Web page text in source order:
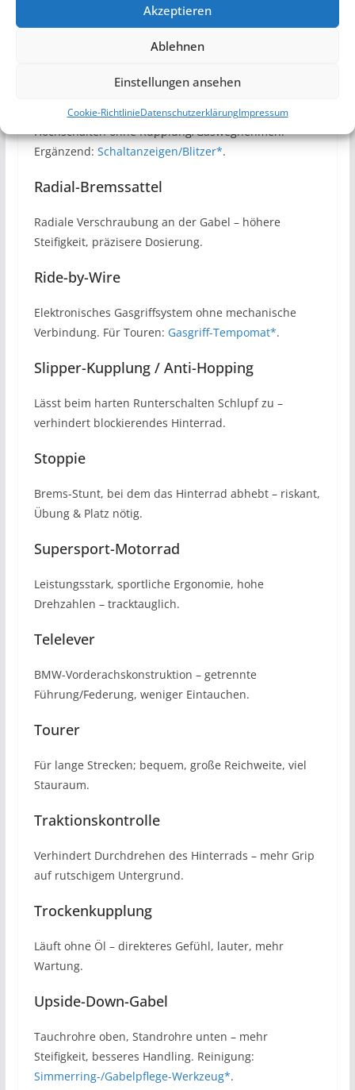
Akzeptieren
Ablehnen
Einstellungen ansehen
Cookie-RichtlinieDatenschutzerklärungImpressum
BMW-Hinterradführung, die Antriebseinflüsse
Hochschalten ohne Kupplung/Gaswegnehmen.
Ergänzend: Schaltanzeigen/Blitzer*.
Radial-Bremssattel
Radiale Verschraubung an der Gabel – höhere
Steifigkeit, präzisere Dosierung.
Ride-by-Wire
Elektronisches Gasgriffsystem ohne mechanische
Verbindung. Für Touren: Gasgriff-Tempomat*.
Slipper-Kupplung / Anti-Hopping
Lässt beim harten Runterschalten Schlupf zu –
verhindert blockierendes Hinterrad.
Stoppie
Brems-Stunt, bei dem das Hinterrad abhebt – riskant,
Übung & Platz nötig.
Supersport-Motorrad
Leistungsstark, sportliche Ergonomie, hohe
Drehzahlen – tracktauglich.
Telelever
BMW-Vorderachskonstruktion – getrennte
Führung/Federung, weniger Eintauchen.
Tourer
Für lange Strecken; bequem, große Reichweite, viel
Stauraum.
Traktionskontrolle
Verhindert Durchdrehen des Hinterrads – mehr Grip
auf rutschigem Untergrund.
Trockenkupplung
Läuft ohne Öl – direkteres Gefühl, lauter, mehr
Wartung.
Upside-Down-Gabel
Tauchrohre oben, Standrohre unten – mehr
Steifigkeit, besseres Handling. Reinigung:
Simmerring-/Gabelpflege-Werkzeug*.